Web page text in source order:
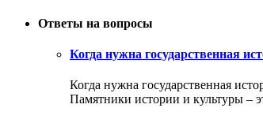
Ответы на вопросы
Когда нужна государственная
Когда нужна государственная
Памятники истории и культуры –